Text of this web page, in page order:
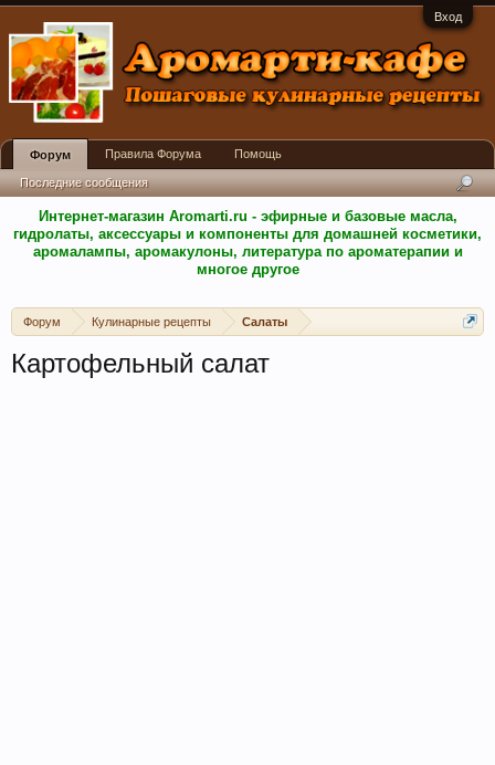
Вход
Интернет-магазин Aromarti.ru - эфирные и базовые масла,
гидролаты, аксессуары и компоненты для домашней косметики,
аромалампы, аромакулоны, литература по ароматерапии и
многое другое
Форум Кулинарные рецепты Салаты
Картофельный салат
Форум
Последние сообщения
Правила Форума Помощь